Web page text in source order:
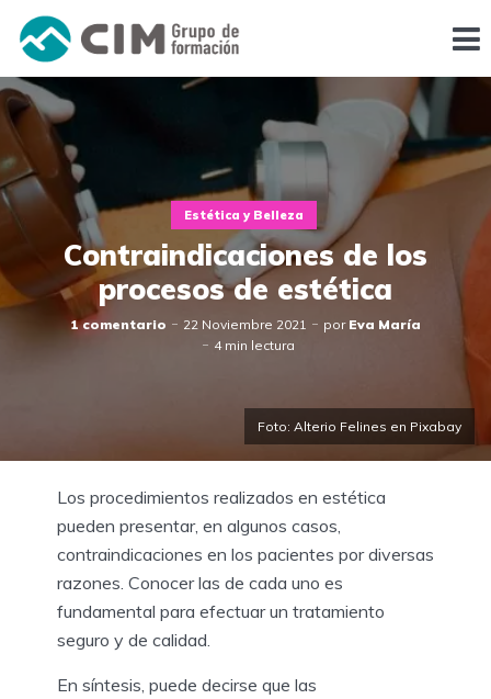
Foto: Alterio Felines en Pixabay
Estética y Belleza
Contraindicaciones de los
procesos de estética
1 comentario 22 Noviembre 2021 por Eva María
4 min lectura
Los procedimientos realizados en estética
pueden presentar, en algunos casos,
contraindicaciones en los pacientes por diversas
razones. Conocer las de cada uno es
fundamental para efectuar un tratamiento
seguro y de calidad.
En síntesis, puede decirse que las